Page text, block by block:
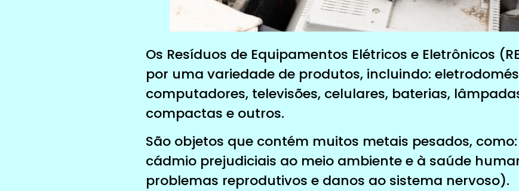
Os Resíduos de Equipamentos Elétricos e Eletrônicos
por uma variedade de produtos, incluindo:
computadores, televisões, celulares, baterias,
compactas e outros.
São objetos que contém muitos metais pesados,
cádmio prejudiciais ao meio ambiente e à saúde
problemas reprodutivos e danos ao sistema nervoso).